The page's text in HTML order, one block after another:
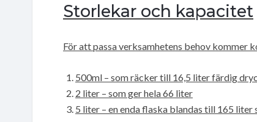
Storlekar och kapacitet
För att passa verksamhetens behov kommer
500ml – som räcker till 16,5 liter färdig
2 liter – som ger hela 66 liter
5 liter – en enda flaska blandas till 165